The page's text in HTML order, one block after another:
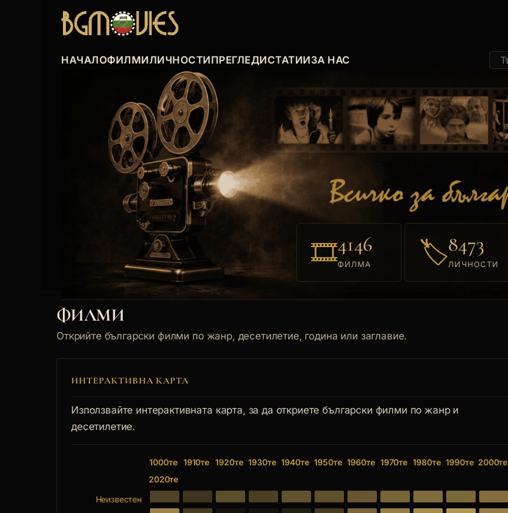
НАЧАЛОФИЛМИЛИЧНОСТИПРЕГЛЕДИСТАТИИЗА НАС
🎞4146
ФИЛМА 🏷8473
ЛИЧНОСТИ
ФИЛМИ
Открийте български филми по жанр, десетилетие, година или заглавие.
ИНТЕРАКТИВНА КАРТА
Използвайте интерактивната карта, за да откриете български филми по жанр и
десетилетие.
1000те 1910те 1920те 1930те 1940те 1950те 1960те 1970те 1980те 1990те 2000те
2020те
Неизвестен